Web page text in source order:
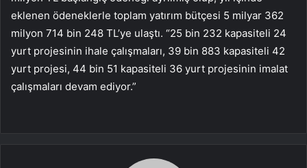
eklenen ödeneklerle toplam yatırım bütçesi 5 milyar 362
milyon 714 bin 248 TL’ye ulaştı. “25 bin 232 kapasiteli 24
yurt projesinin ihale çalışmaları, 39 bin 883 kapasiteli 42
yurt projesi, 44 bin 51 kapasiteli 36 yurt projesinin imalat
çalışmaları devam ediyor.”